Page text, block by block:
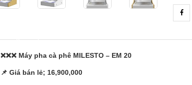
❌❌❌ Máy pha cà phê MILESTO – EM 20
📌 Giá bán lẻ; 16,900,000